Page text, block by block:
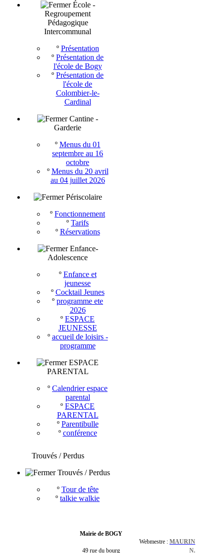
École -
Regroupement
Pédagogique
Intercommunal
º Présentation
º Présentation de
l'école de Bogy
º Présentation de
l'école de
Colombier-le-
Cardinal
Cantine -
Garderie
º Menus du 01
septembre au 16
octobre
º Menus du 20 avril
au 04 juillet 2026
Périscolaire
º Fonctionnement
º Tarifs
º Réservations
Enfance-
Adolescence
º Enfance et
jeunesse
º Cocktail Jeunes
º programme ete
2026
º ESPACE
JEUNESSE
º accueil de loisirs -
programme
ESPACE
PARENTAL
º Calendrier espace
parental
º ESPACE
PARENTAL
º Parentibulle
º conférence
Trouvés / Perdus
Trouvés / Perdus
º Tour de tête
º talkie walkie
Mairie de BOGY
49 rue du bourg
Webmestre : MAURIN
N.